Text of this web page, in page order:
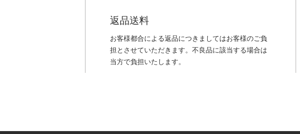
返品送料
お客様都合による返品につきましてはお客様のご負
担とさせていただきます。不良品に該当する場合は
当方で負担いたします。